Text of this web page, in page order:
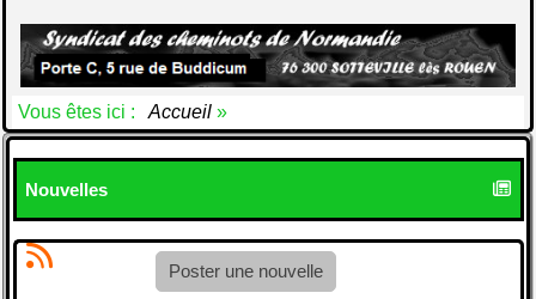
Vous êtes ici : Accueil »
Nouvelles
Poster une nouvelle